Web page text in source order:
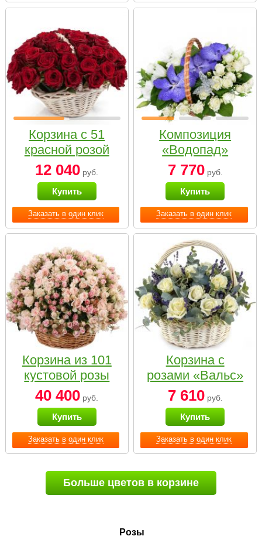
Заказать в один клик
Корзина с 51
красной розой
12 040 руб.
Купить
Заказать в один клик
Композиция
«Водопад»
7 770руб.
Купить
Заказать в один клик
Корзина из 101
кустовой розы
нежных тонов
40 400 руб.
Купить
Заказать в один клик
Корзина с
розами «Вальс»
7 610руб.
Купить
Больше цветов в корзине
Розы